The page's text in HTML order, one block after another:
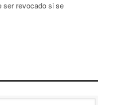
ser revocado si se